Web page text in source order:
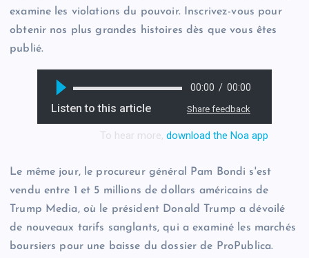
examine les violations du pouvoir. Inscrivez-vous pour
obtenir nos plus grandes histoires dès que vous êtes
publié.
Le même jour, le procureur général Pam Bondi s'est
vendu entre 1 et 5 millions de dollars américains de
Trump Media, où le président Donald Trump a dévoilé
de nouveaux tarifs sanglants, qui a examiné les marchés
boursiers pour une baisse du dossier de ProPublica.